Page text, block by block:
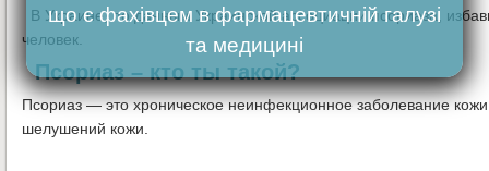
В Украине, по данным Украинской ассоциации псориаза,
человек.
Псориаз – кто ты такой?
Псориаз — это хроническое неинфекционное заболевание
шелушений кожи.
що є фахівцем в фармацевтичній галузі
та медицині